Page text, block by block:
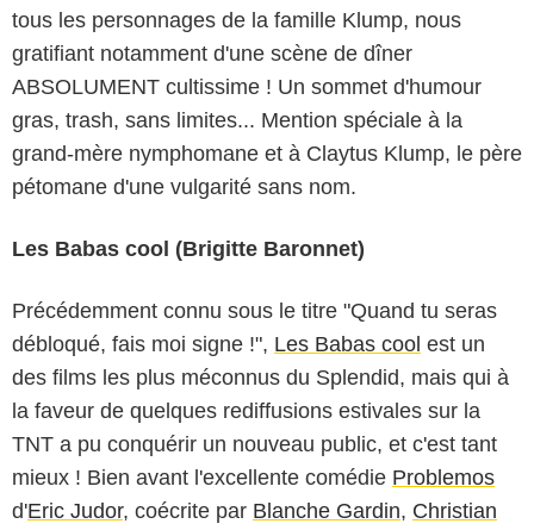
tous les personnages de la famille Klump, nous
gratifiant notamment d'une scène de dîner
ABSOLUMENT cultissime ! Un sommet d'humour
gras, trash, sans limites... Mention spéciale à la
grand-mère nymphomane et à Claytus Klump, le père
pétomane d'une vulgarité sans nom.
Les Babas cool (Brigitte Baronnet)
Précédemment connu sous le titre "Quand tu seras
débloqué, fais moi signe !", Les Babas cool est un
des films les plus méconnus du Splendid, mais qui à
la faveur de quelques rediffusions estivales sur la
TNT a pu conquérir un nouveau public, et c'est tant
mieux ! Bien avant l'excellente comédie Problemos
d'Eric Judor, coécrite par Blanche Gardin, Christian